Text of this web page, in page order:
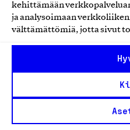
kehittämään
ja analysoimaan
välttämättömiä, jotta sivut
Olemme jäsentemme
työmarkkinajärjestöistä
suuryrityksiin. Meidät on